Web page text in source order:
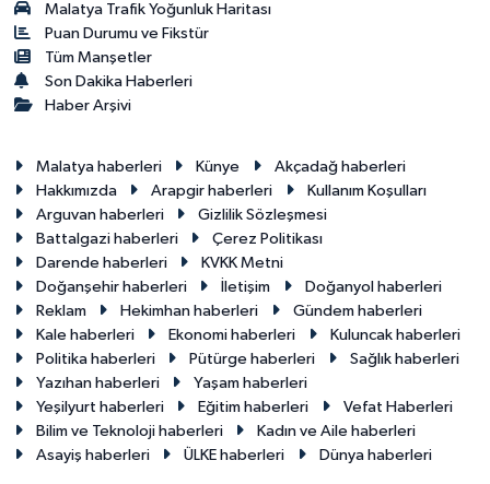
Malatya Trafik Yoğunluk Haritası
Puan Durumu ve Fikstür
Tüm Manşetler
Son Dakika Haberleri
Haber Arşivi
Malatya haberleri Künye
Akçadağ haberleri
Hakkımızda
Arapgir haberleri
Kullanım Koşulları
Arguvan haberleri
Gizlilik Sözleşmesi
Battalgazi haberleri
Çerez Politikası
Darende haberleri
KVKK Metni
Doğanşehir haberleri
İletişim
Doğanyol haberleri
Reklam
Hekimhan haberleri
Gündem haberleri
Kale haberleri
Ekonomi haberleri
Kuluncak haberleri
Politika haberleri
Pütürge haberleri
Sağlık haberleri
Yazıhan haberleri
Yaşam haberleri
Yeşilyurt haberleri
Eğitim haberleri
Vefat Haberleri
Bilim ve Teknoloji haberleri
Kadın ve Aile haberleri
Asayiş haberleri
ÜLKE haberleri Dünya haberleri